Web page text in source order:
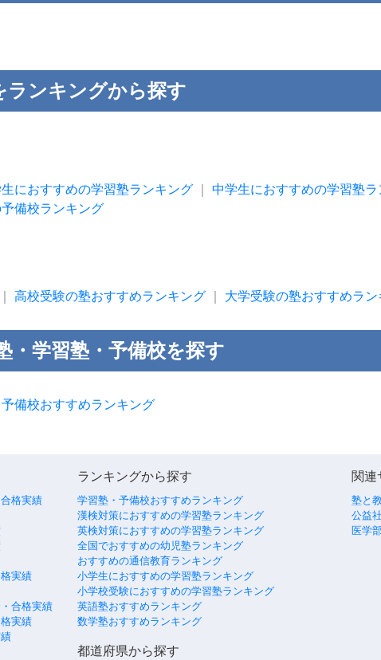
ランキングから探す
におすすめの学習塾ランキング
中学生におすすめの学習塾ラ
備校ランキング
高校受験の塾おすすめランキング 大学受験の塾おすすめラン
・学習塾・予備校を探す
予備校おすすめランキング
格実績
実績
合格実績
実績
ランキングから探す
学習塾・予備校おすすめランキング
漢検対策におすすめの学習塾ランキング
英検対策におすすめの学習塾ランキング
全国でおすすめの幼児塾ランキング
おすすめの通信教育ランキング
小学生におすすめの学習塾ランキング
小学校受験におすすめの学習塾ランキング
英語塾おすすめランキング
数学塾おすすめランキング
都道府県から探す
関連
塾と
公益
医学